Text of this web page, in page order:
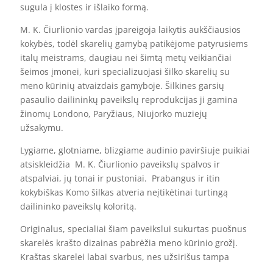
sugula į klostes ir išlaiko formą.
M. K. Čiurlionio vardas įpareigoja laikytis aukščiausios
kokybės, todėl skarelių gamybą patikėjome patyrusiems
italų meistrams, daugiau nei šimtą metų veikiančiai
šeimos įmonei, kuri specializuojasi šilko skarelių su
meno kūrinių atvaizdais gamyboje. Šilkines garsių
pasaulio dailininkų paveikslų reprodukcijas ji gamina
žinomų Londono, Paryžiaus, Niujorko muziejų
užsakymu.
Lygiame, glotniame, blizgiame audinio paviršiuje puikiai
atsiskleidžia M. K. Čiurlionio paveikslų spalvos ir
atspalviai, jų tonai ir pustoniai. Prabangus ir itin
kokybiškas Komo šilkas atveria neįtikėtinai turtingą
dailininko paveikslų koloritą.
Originalus, specialiai šiam paveikslui sukurtas puošnus
skarelės krašto dizainas pabrėžia meno kūrinio grožį.
Kraštas skarelei labai svarbus, nes užsirišus tampa